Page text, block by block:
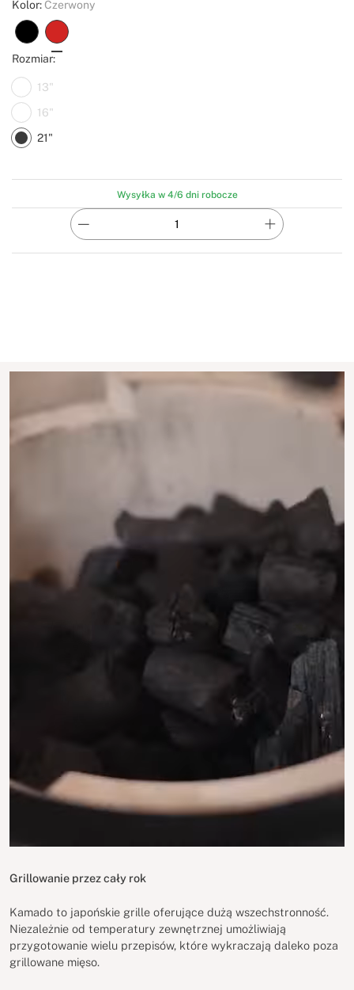
Kolor: Czerwony
Rozmiar:
13"
16"
21"
Wysyłka w 4/6 dni robocze
Grillowanie przez cały rok
Kamado to japońskie grille oferujące dużą wszechstronność.
Niezależnie od temperatury zewnętrznej umożliwiają
przygotowanie wielu przepisów, które wykraczają daleko poza
grillowane mięso.